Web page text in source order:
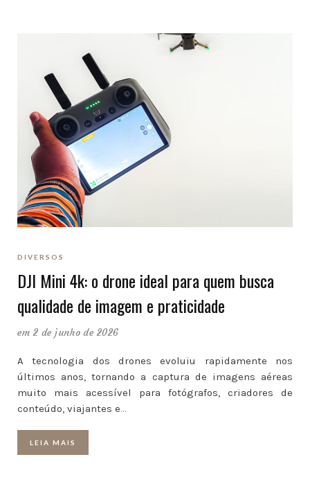
DIVERSOS
DJI Mini 4k: o drone ideal para quem busca
qualidade de imagem e praticidade
em 2 de junho de 2026
A tecnologia dos drones evoluiu rapidamente nos
últimos anos, tornando a captura de imagens aéreas
muito mais acessível para fotógrafos, criadores de
conteúdo, viajantes e…
LEIA MAIS